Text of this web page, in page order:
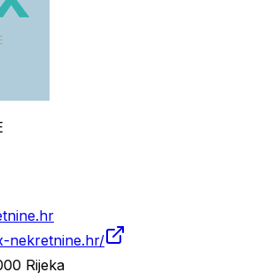
nekretnine.hr/
Rijeka